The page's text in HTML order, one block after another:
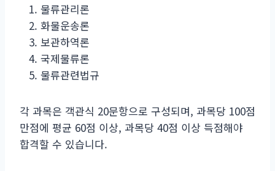
물류관리론
화물운송론
보관하역론
국제물류론
물류관련법규
각 과목은 객관식 20문항으로 구성되며, 과목당 100점
만점에 평균 60점 이상, 과목당 40점 이상 득점해야
합격할 수 있습니다.